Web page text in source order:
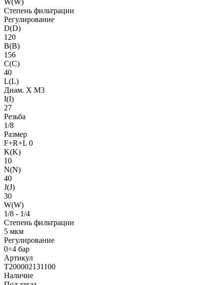
Степень фильтрации
Регулирование
D(D)
120
B(B)
156
C(C)
40
L(L)
Диам. X M3
I(I)
27
Резьба
1/8
Размер
F+R+L 0
K(K)
10
N(N)
40
J(J)
30
W(W)
1/8 - 1/4
Степень фильтрации
5 мкм
Регулирование
0÷4 бар
Артикул
T200002131100
Наличие